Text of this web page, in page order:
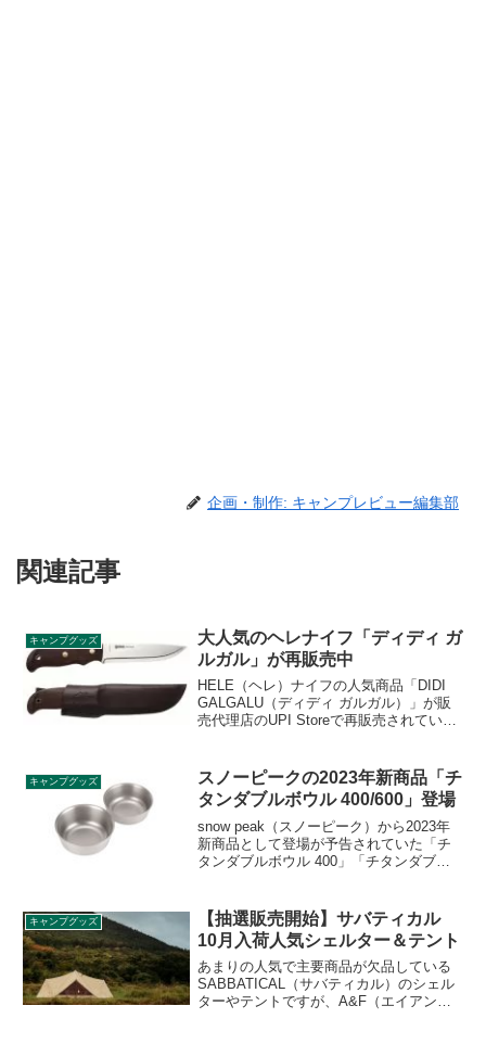
企画・制作: キャンプレビュー編集部
関連記事
キャンプグッズ
大人気のヘレナイフ「ディディ ガ
ルガル」が再販売中
HELE（ヘレ）ナイフの人気商品「DIDI
GALGALU（ディディ ガルガル）」が販
売代理店のUPI Storeで再販売されていま
をレビューします。
キャンプグッズ
スノーピークの2023年新商品「チ
タンダブルボウル 400/600」登場
snow peak（スノーピーク）から2023年
新商品として登場が予告されていた「チ
タンダブルボウル 400」「チタンダブル
のスタッキング可能な純チタン製ボウル
です。詳細をレビューします。
キャンプグッズ
【抽選販売開始】サバティカル
10月入荷人気シェルター＆テント
あまりの人気で主要商品が欠品している
SABBATICAL（サバティカル）のシェル
ターやテントですが、A&F（エイアンド